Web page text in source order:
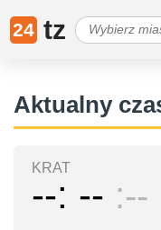
24 tz
Aktualny
KRAT
-- -- --